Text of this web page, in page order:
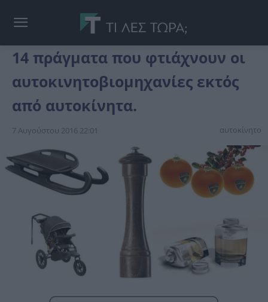
14 πράγματα που φτιάχνουν οι
αυτοκινητοβιομηχανίες εκτός
από αυτοκίνητα.
7 Αυγούστου 2016 22:01 αυτοκίνητο